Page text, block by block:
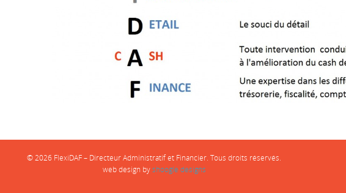
© 2026 FlexiDAF – Directeur Administratif et Financier. Tous droits réservés.
web design byshoogle designs